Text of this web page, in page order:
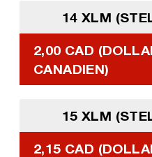
14 XLM
2,00 CAD
CANADIEN)
15 XLM
2,15 CAD